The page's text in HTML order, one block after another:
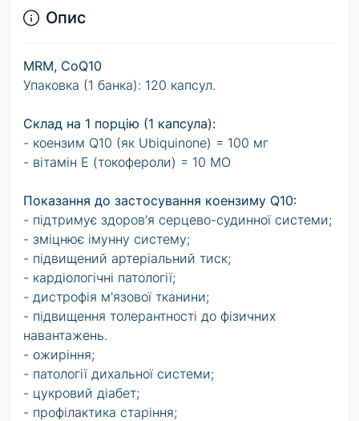
Опис
MRM, CoQ10
Упаковка (1 банка): 120 капсул.
Склад на 1 порцію (1 капсула):
- коензим Q10 (як Ubiquinone) = 100 мг
- вітамін Е (токофероли) = 10 МО
Показання до застосування коензиму Q10:
- підтримує здоров'я серцево-судинної системи;
- зміцнює імунну систему;
- підвищений артеріальний тиск;
- кардіологічні патології;
- дистрофія м'язової тканини;
- підвищення толерантності до фізичних
навантажень.
- ожиріння;
- патології дихальної системи;
- цукровий діабет;
- профілактика старіння;